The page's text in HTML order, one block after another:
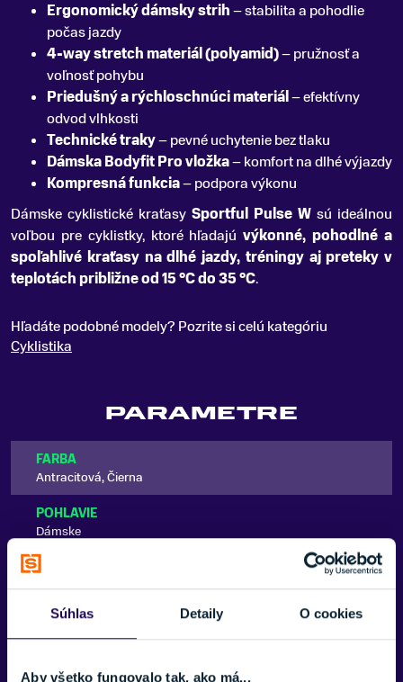
Súhlas Detaily O cookies
Aby všetko fungovalo tak, ako má...
Ergonomický dámsky strih– stabilita a pohodlie
počas jazdy
4-way stretch materiál (polyamid)– pružnosť a
voľnosť pohybu
Priedušný a rýchloschnúci materiál– efektívny
odvod vlhkosti
Technické traky– pevné uchytenie bez tlaku
Dámska Bodyfit Pro vložka– komfort na dlhé výjazdy
Kompresná funkcia– podpora výkonu
Dámske cyklistické kraťasy Sportful Pulse W sú ideálnou
voľbou pre cyklistky, ktoré hľadajúvýkonné, pohodlné a
spoľahlivé kraťasy na dlhé jazdy, tréningy aj preteky v
teplotách približne od 15 °C do 35 °C.
Hľadáte podobné modely? Pozrite si celú kategóriu
Cyklistika
PARAMETRE
FARBA
Antracitová, Čierna
POHLAVIE
Dámske
ZNAČKA
Sportful
Zobraziť viac